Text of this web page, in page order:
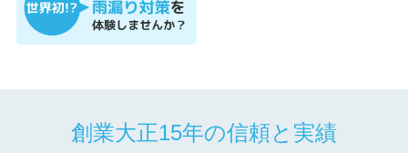
創業大正15年の信頼と実績